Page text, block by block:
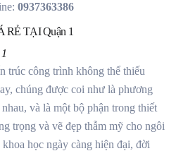
0937363386
TẠI Quận 1
trúc công trình không thể thiếu
chúng được coi như là phương
và là một bộ phận trong thiết
trọng và vẽ đẹp thẫm mỹ cho ngôi
học ngày càng hiện đại, đời